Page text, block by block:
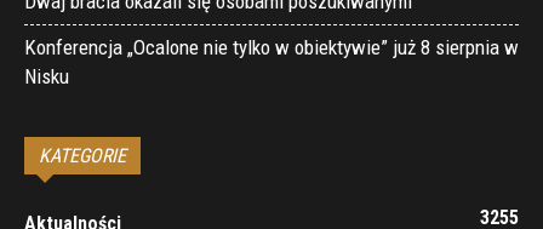
Konferencja „Ocalone nie tylko w obiektywie” już 8 sierpnia w
Nisku
KATEGORIE
Aktualności 3255